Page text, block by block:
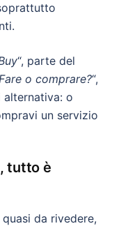
“, parte del
o comprare?“,
alternativa: o
un servizio
tutto è
da rivedere,